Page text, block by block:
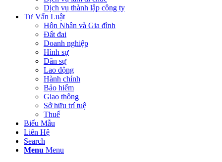
Dịch vụ thành lập công ty
Tư Vấn Luật
Hôn Nhân và Gia đình
Đất đai
Doanh nghiệp
Hình sự
Dân sự
Lao động
Hành chính
Bảo hiểm
Giao thông
Sở hữu trí tuệ
Thuế
Biểu Mẫu
Liên Hệ
Search
Menu Menu